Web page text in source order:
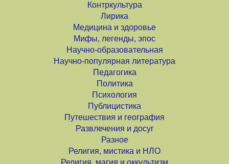
Контркультура
Лирика
Медицина и здоровье
Мифы, легенды, эпос
Научно-образовательная
Научно-популярная литература
Педагогика
Политика
Психология
Публицистика
Путешествия и география
Развлечения и досуг
Разное
Религия, мистика и НЛО
Религия, магия и оккультизм